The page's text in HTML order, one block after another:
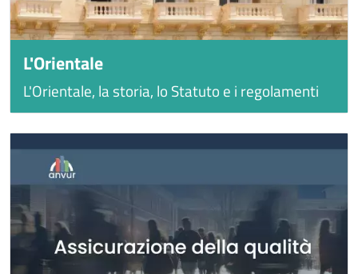
L'Orientale
L'Orientale, la storia, lo Statuto e i regolamenti